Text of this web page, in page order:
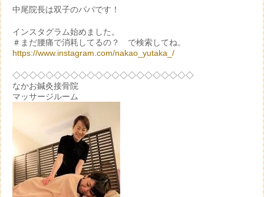
中尾院長は双子のパパです！
インスタグラム始めました。
＃まだ腰痛で消耗してるの？ で検索してね。
https://www.instagram.com/nakao_yutaka_/
◇◇◇◇◇◇◇◇◇◇◇◇◇◇◇◇◇◇◇◇◇◇
なかお鍼灸接骨院
マッサージルーム